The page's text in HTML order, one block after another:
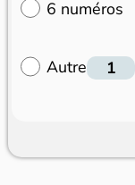
6 numéros
Autre